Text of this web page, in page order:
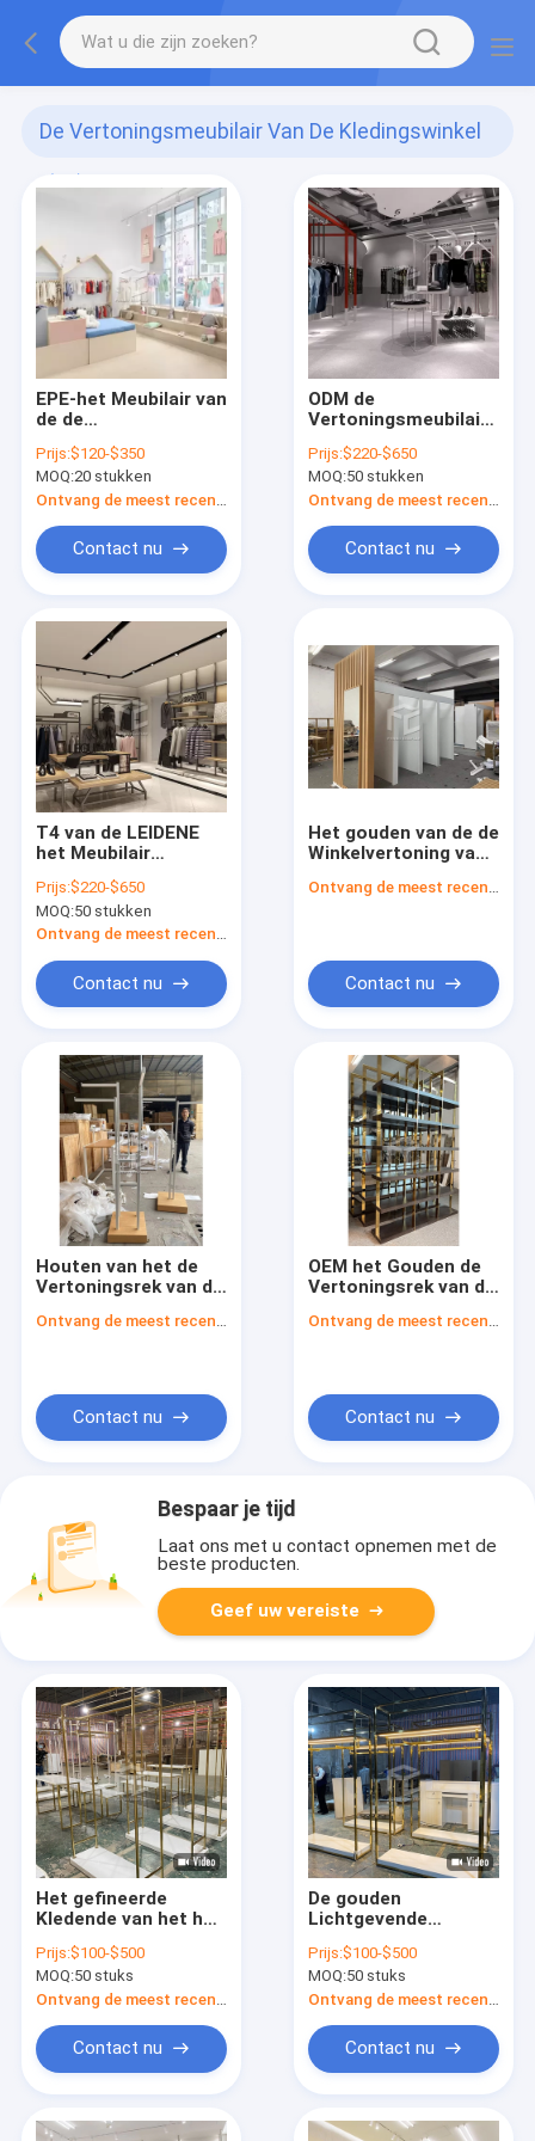
De Vertoningsmeubilair Van De Kledingswinkel
(59)
EPE-het Meubilair van
de de
de Schuimkleding
Prijs:$120-$350
MOQ:20 stukken
Contact nu
ODM de
Vertoningsmeubilair
Prijs:$220-$650
MOQ:50 stukken
Contact nu
T4 van de LEIDENE
het Meubilair
Prijs:$220-$650
MOQ:50 stukken
Contact nu
Het gouden van de de
Winkelvertoning van
Kleinhandelskleding Ontvang de meest recente Prijs
Contact nu
Houten van het de
Vertoningsrek van de
de Vrouwenkleren deOntvang de meest recente Prijs
Contact nu
OEM het Gouden de
Vertoningsrek van de
Kleinhandels het
Ontvang de meest recente Prijs
Contact nu
Bespaar je tijd
Laat ons met u contact opnemen met de
beste producten.
Geef uw vereiste
Het gefineerde
Kledende van het het
van de
Winkelvertoning Rek
van Diplay
Prijs:$100-$500
MOQ:50 stuks
Contact nu
De gouden
Lichtgevende
Kledingsdiplay voor
het Meubilair van de
Kledingstukwinkel
Prijs:$100-$500
MOQ:50 stuks
Contact nu